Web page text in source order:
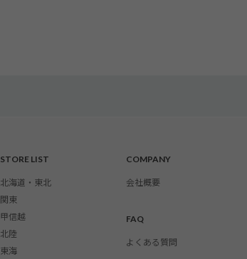
STORE LIST
北海道・東北
関東
甲信越
北陸
東海
COMPANY
会社概要
FAQ
よくある質問